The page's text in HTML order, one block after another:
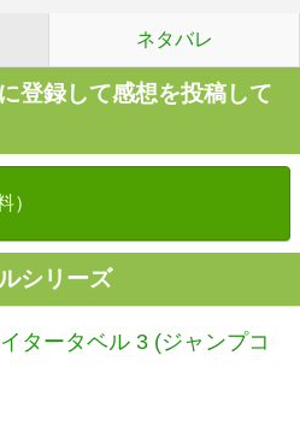
ネタバレ
登録して感想を投稿して
）
シリーズ
タータベル 3 (ジャンプコ